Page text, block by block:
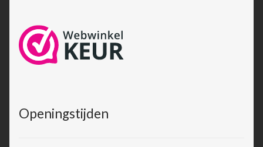
Openingstijden